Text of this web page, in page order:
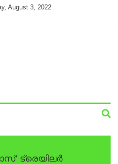
August 3, 2022
ട്രെയിലര്‍